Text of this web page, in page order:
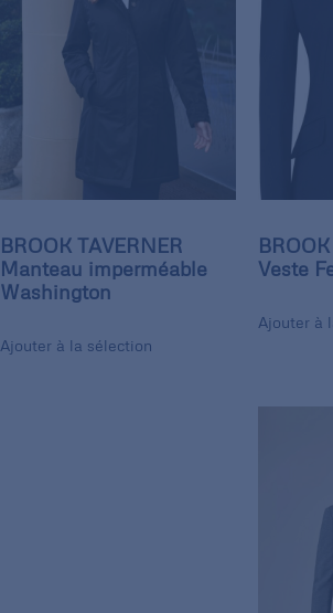
BROOK TAVERNER
Manteau imperméable
Washington
Ajouter à la sélection
Veste
Ajouter à